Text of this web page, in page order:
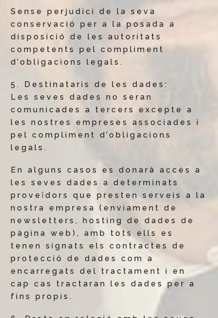
Sense perjudici de la seva
conservació per a la posada a
disposició de les autoritats
competents pel compliment
d’obligacions legals.
5. Destinataris de les dades:
Les seves dades no seran
comunicades a tercers excepte a
les nostres empreses associades i
pel compliment d’obligacions
legals.
En alguns casos es donarà accés a
les seves dades a determinats
proveïdors que presten serveis a la
nostra empresa (enviament de
newsletters, hosting de dades de
pàgina web), amb tots ells es
tenen signats els contractes de
protecció de dades com a
encarregats del tractament i en
cap cas tractaran les dades per a
fins propis.